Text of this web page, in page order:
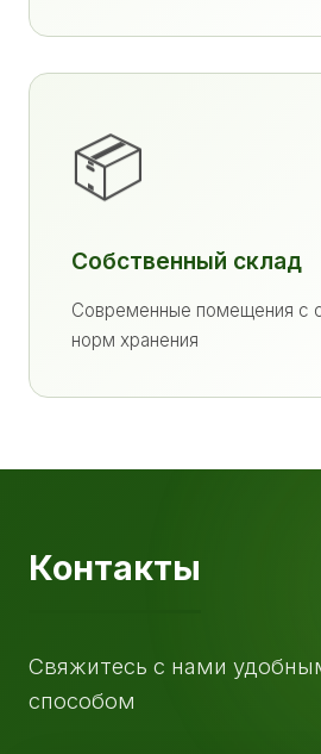
📦
Собственный склад
Современные помещения с
норм хранения
Контакты
Свяжитесь с нами
способом